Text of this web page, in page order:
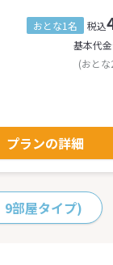
おとな1名 税込
基本代
(おと
プランの詳細
9部屋タイプ)